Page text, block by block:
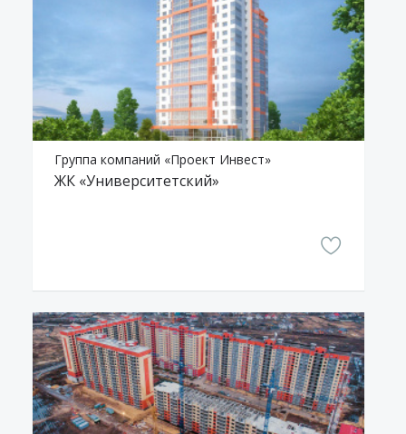
Группа компаний «Проект Инвест»
ЖК «Университетский»